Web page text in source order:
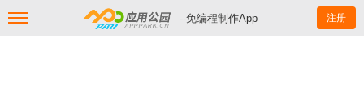
--免编程制作App 注册